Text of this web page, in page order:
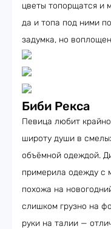
цветы топорщатся и
да и топа под ними
задумка, но
Биби Рекса
Певица любит
широту души в
объёмной одеждой.
примерила одежду с
похожа на
слишком грузно на
руки на талии —